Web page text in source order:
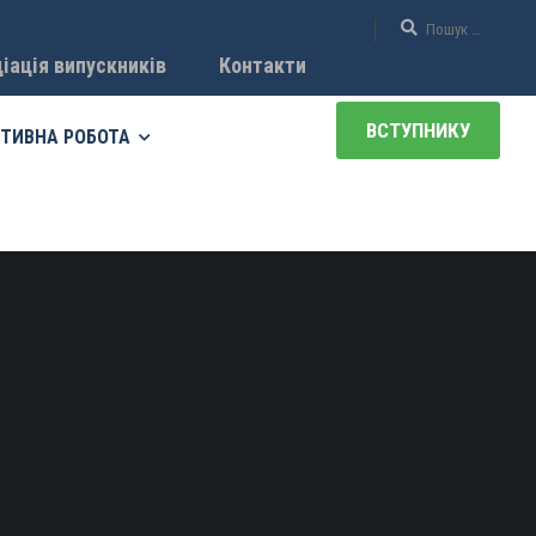
випускників Контакти
РОБОТА ВСТУПНИКУ